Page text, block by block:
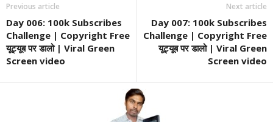
Previous article
Day 006: 100k Subscribes
Challenge | Copyright Free
यूट्यूब पर डालो | Viral Green
Screen video
Next article
Day 007: 100k Subscribes
Challenge | Copyright Free
यूट्यूब पर डालो | Viral Green
Screen video